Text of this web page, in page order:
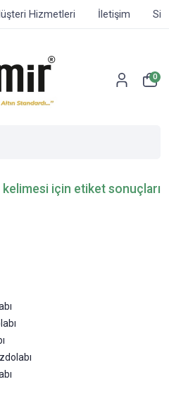
Hizmetleri İletişim
0
kelimesi için etiket sonuçları